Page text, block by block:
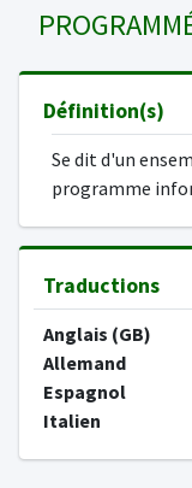
Définition(s)
Se dit d'un
programme
Traductions
Anglais (GB)
Allemand
Espagnol
Italien